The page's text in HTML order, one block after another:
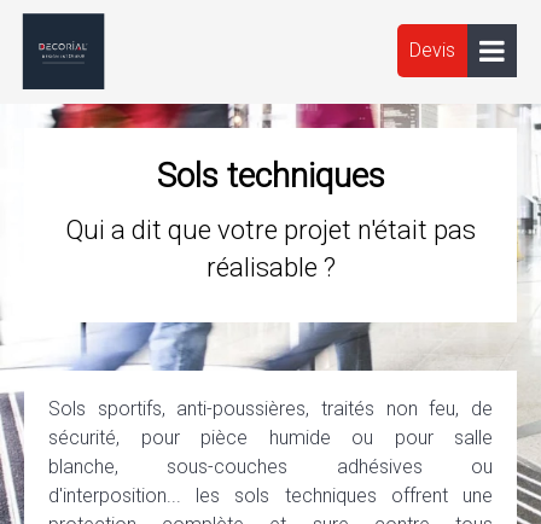
Devis
Sols techniques
Qui a dit que votre projet n'était pas
réalisable ?
Sols sportifs, anti-poussières, traités non feu, de
sécurité, pour pièce humide ou pour salle
blanche, sous-couches adhésives ou
d'interposition... les sols techniques offrent une